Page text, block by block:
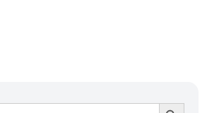
Ir